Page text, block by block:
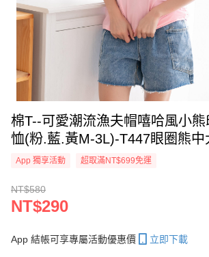
棉T--可愛潮流漁夫帽嘻哈風小
恤(粉.藍.黃M-3L)-T447眼圈熊中
App 獨享活動 超取滿NT$699免運
NT$580
NT$290
App 結帳可享專屬活動優惠價 立即下載